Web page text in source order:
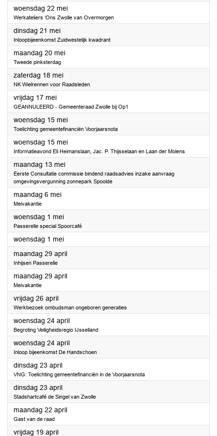
woensdag 22 mei2024
Werkateliers ‘Ons Zwolle van Overmorgen
dinsdag 21 mei2024
Inloopbijeenkomst Zuidwestelijk kwadrant
maandag 20 mei2024
Tweede pinksterdag
zaterdag 18 mei2024
NK Wielrennen voor Raadsleden
vrijdag 17 mei2024
GEANNULEERD - Gemeenteraad Zwolle bij Op1
woensdag 15 mei2024
Toelichting gemeentefinanciën Voorjaarsnota
woensdag 15 mei2024
Informatieavond Eli Heimanslaan, Jac. P. Thijsselaan en Laan der Molens
maandag 13 mei2024
Eerste Consultatie commissie bindend raadsadvies inzake aanvraag
omgevingsvergunning zonnepark Spoolde
maandag 6 mei2024
Meivakantie
woensdag 1 mei2024
Passerelle special Spoorcafé
woensdag 1 mei2024
maandag 29 april2024
Inhijsen Passerelle
maandag 29 april2024
Meivakantie
vrijdag 26 april2024
Werkbezoek ombudsman ongeboren generaties
woensdag 24 april2024
Begroting Veiligheidsregio IJsselland
woensdag 24 april2024
Inloop bijeenkomst De Handschoen
dinsdag 23 april2024
VNG: Toelichting gemeentefinanciën in de Voorjaarsnota
dinsdag 23 april2024
Stadshartcafé de Singel van Zwolle
maandag 22 april2024
Gast van de raad
vrijdag 19 april2024